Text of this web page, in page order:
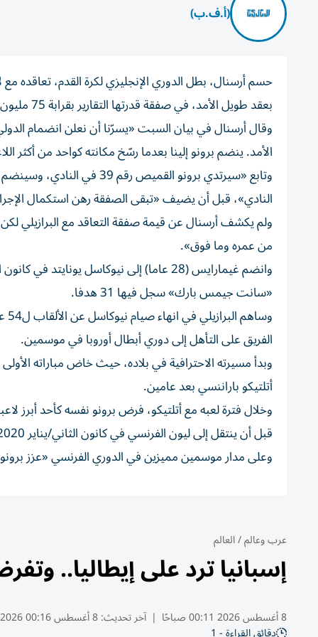
(أ.ف.ب)
حسم أرسنال، بطل الدوري الإنجليزي لكرة القدم، تعاقده
بعقد طويل الأمد، في صفقة قدرتها التقارير بقرابة 75 مليون جنيه استرليني (101.2 مليون دولار).
وقال أرسنال في بيان السبت «يسرّنا أن نعلن انضمام
الأمد. ينضم برونو إلينا بعدما رسّخ مكانته كواحد من أكثر
وتابع «سيرتدي برونو
النادي»، قبل أن يضيف «تبقى الصفقة رهن استكمال
من عمره وما فوق».
«سانت جيمس بارك» سجل فيها 31 هدفا.
الفريق على التأهل إلى دوري أبطال أوروبا في موسمين.
أتلتيكو باراننسي بعد عامين.
وخلال فترة لعبه مع أتلتيكو، فرض برونو نفسه كأحد أبرز
قبل أن ينتقل إلى ليون الفرنسي في كانون الثاني/يناير 2020.
وعلى مدار موسمين مميزين في الدوري الفرنسي «عزز
عرب وعالم/العالم
إسبانيا ترد على إيطاليا..
8 أغسطس 2026 00:11 صباحًا | آخر تحديث:8 أغسطس 00:16 2026